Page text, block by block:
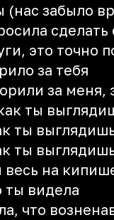
забыло
сделать
это точно
за тебя
за меня,
ты
ты
ты
весь на
ты видела
что